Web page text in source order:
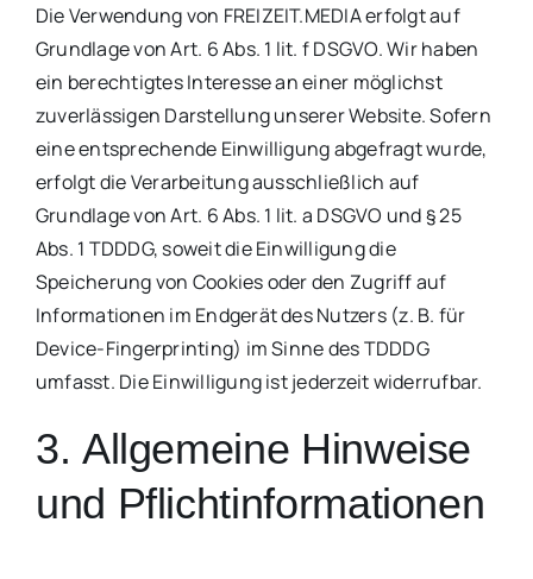
Die Verwendung von FREIZEIT.MEDIA erfolgt auf
Grundlage von Art. 6 Abs. 1 lit. f DSGVO. Wir haben
ein berechtigtes Interesse an einer möglichst
zuverlässigen Darstellung unserer Website. Sofern
eine entsprechende Einwilligung abgefragt wurde,
erfolgt die Verarbeitung ausschließlich auf
Grundlage von Art. 6 Abs. 1 lit. a DSGVO und § 25
Abs. 1 TDDDG, soweit die Einwilligung die
Speicherung von Cookies oder den Zugriff auf
Informationen im Endgerät des Nutzers (z. B. für
Device-Fingerprinting) im Sinne des TDDDG
umfasst. Die Einwilligung ist jederzeit widerrufbar.
3. Allgemeine Hinweise
und Pflicht­informationen